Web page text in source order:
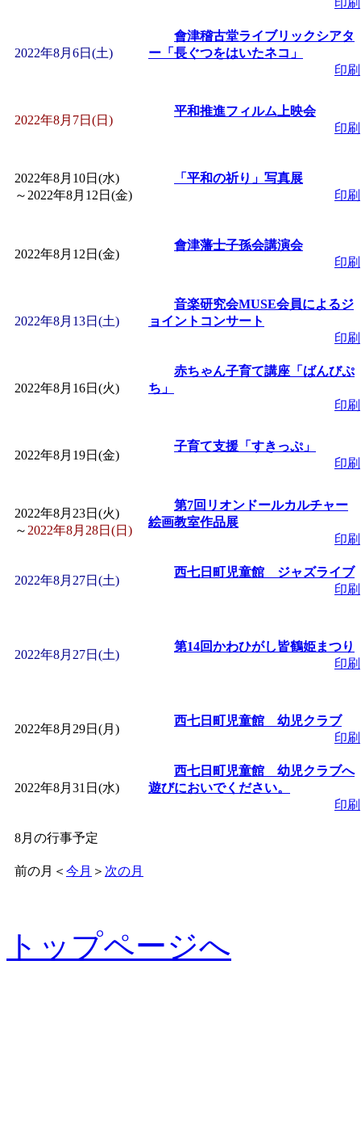
印刷
2022年8月6日(土)
會津稽古堂ライブリックシアタ
ー「長ぐつをはいたネコ」
印刷
2022年8月7日(日)
平和推進フィルム上映会
印刷
2022年8月10日(水)
～ 2022年8月12日(金)
「平和の祈り」写真展
印刷
2022年8月12日(金)
會津藩士子孫会講演会
印刷
2022年8月13日(土)
音楽研究会MUSE会員によるジ
ョイントコンサート
印刷
2022年8月16日(火)
赤ちゃん子育て講座「ばんびぷ
ち」
印刷
2022年8月19日(金)
子育て支援「すきっぷ」
印刷
2022年8月23日(火)
～ 2022年8月28日(日)
第7回リオンドールカルチャー
絵画教室作品展
印刷
2022年8月27日(土)
西七日町児童館 ジャズライブ
印刷
2022年8月27日(土)
第14回かわひがし皆鶴姫まつり
印刷
2022年8月29日(月)
西七日町児童館 幼児クラブ
印刷
2022年8月31日(水)
西七日町児童館 幼児クラブへ
遊びにおいでください。
印刷
8月の行事予定
前の月 ＜ 今月 ＞ 次の月
トップページへ